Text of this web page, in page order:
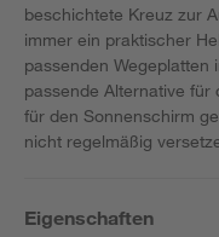
beschichtete Kreuz zur
immer ein praktischer
passenden
passende Alternative für
für den Sonnenschirm
nicht regelmäßig
Eigenschaften